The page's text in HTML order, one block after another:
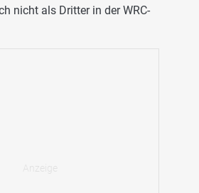
nicht als Dritter in der WRC-